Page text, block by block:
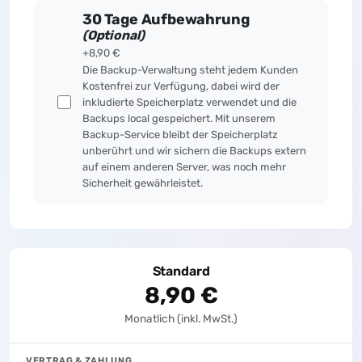
30 Tage Aufbewahrung
(Optional)
+8,90 €
Die Backup-Verwaltung steht jedem Kunden
Kostenfrei zur Verfügung, dabei wird der
inkludierte Speicherplatz verwendet und die
Backups local gespeichert. Mit unserem
Backup-Service bleibt der Speicherplatz
unberührt und wir sichern die Backups extern
auf einem anderen Server, was noch mehr
Sicherheit gewährleistet.
Standard
8,90 €
Monatlich (inkl. MwSt.)